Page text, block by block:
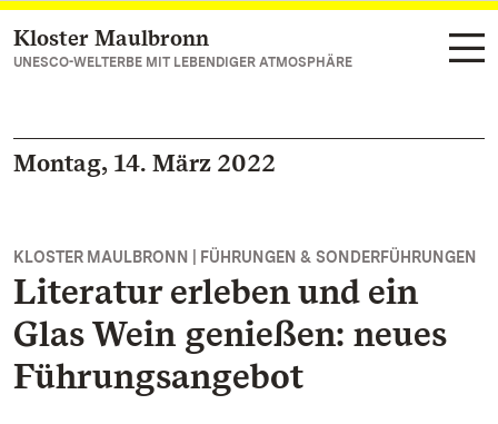
Zum Hauptinhalt springen
Kloster Maulbronn
UNESCO-WELTERBE MIT LEBENDIGER ATMOSPHÄRE
Montag, 14. März 2022
KLOSTER MAULBRONN | FÜHRUNGEN & SONDERFÜHRUNGEN
Literatur erleben und ein
Glas Wein genießen: neues
Führungsangebot